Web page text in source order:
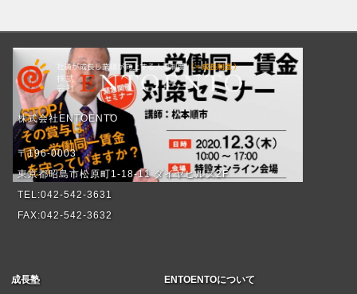
株式会社ENTOENTO
〒196-0003
東京都昭島市松原町1-18-11 ダイヤヒルズ2F
TEL:042-542-3631
FAX:042-542-3632
成長塾 ENTOENTOについて